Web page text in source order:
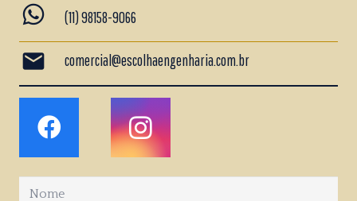
whatsapp (11) 98158-9066
mail comercial@escolhaengenharia.com.br